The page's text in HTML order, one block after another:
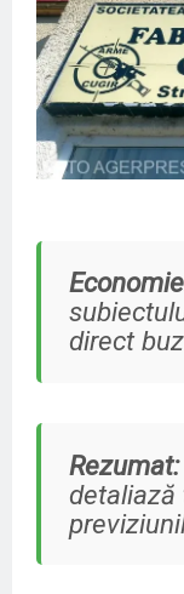
direct
Rezumat: